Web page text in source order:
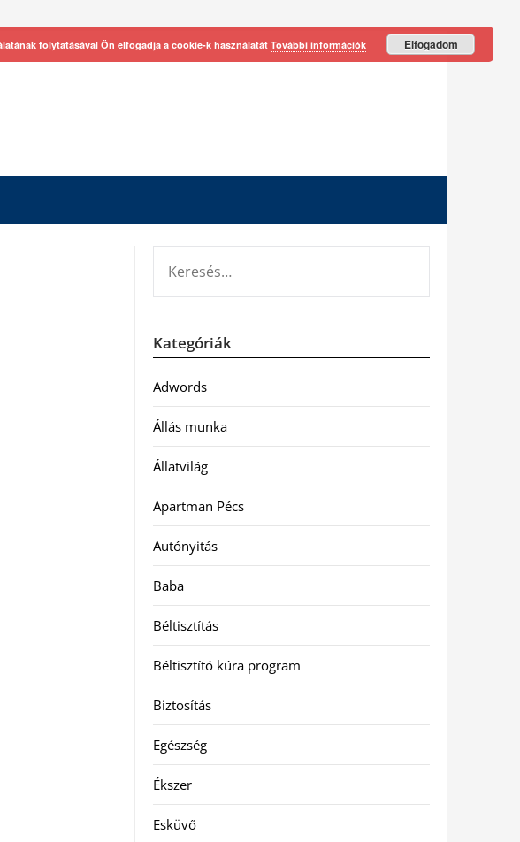
Kategóriák
Adwords
Állás munka
Állatvilág
Apartman Pécs
Autónyitás
Baba
Béltisztítás
Béltisztító kúra program
Biztosítás
Egészség
Ékszer
Esküvő
folytatásával Ön elfogadja a cookie-k használatát További információk Elfogadom